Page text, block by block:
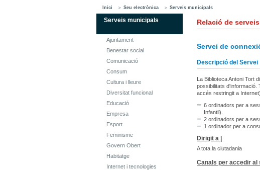
Inici Seu electrònica Serveis municipals
Serveis municipals
Ajuntament
Benestar social
Comunicació
Consum
Cultura i lleure
Diversitat funcional
Educació
Empresa
Esport
Feminisme
Govern Obert
Habitatge
Internet i tecnologies
Relació de
Servei de
Descripció del Servei
La Biblioteca Antoni Tort
possibilitats d'informació.
accés restringit a
6 ordinadors per a
Infantil).
2 ordinadors per a
1 ordinador per a
Dirigit a |
A tota la ciutadania
Canals per accedir al